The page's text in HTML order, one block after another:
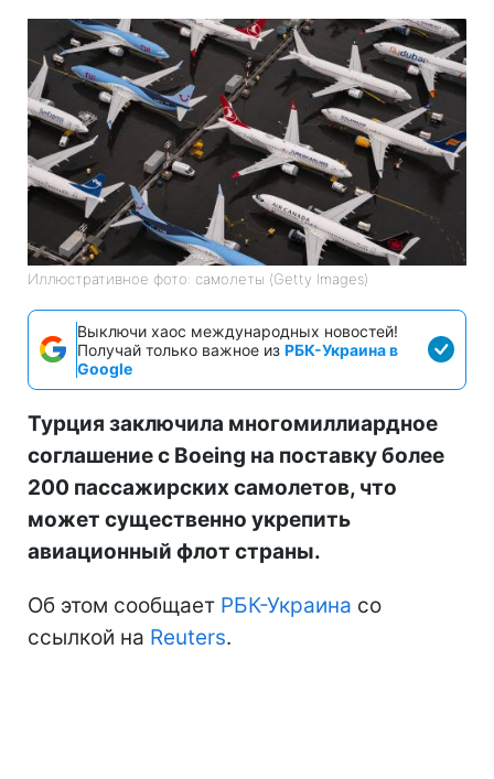
Иллюстративное фото: самолеты (Getty Images)
Выключи хаос международных новостей!
Получай только важное из РБК-Украина в
Google
Турция заключила многомиллиардное
соглашение с Boeing на поставку более
200 пассажирских самолетов, что
может существенно укрепить
авиационный флот страны.
Об этом сообщает РБК-Украина со
ссылкой на Reuters.